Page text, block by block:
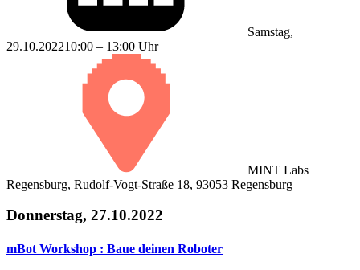
Samstag,
29.10.202210:00 – 13:00 Uhr
MINT Labs
Regensburg, Rudolf-Vogt-Straße 18, 93053 Regensburg
Donnerstag, 27.10.2022
mBot Workshop : Baue deinen Roboter